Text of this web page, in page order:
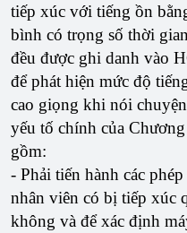
tiếp xúc với tiếng ồn
bình có trọng số thời
đều được ghi danh vào
để phát hiện mức độ
cao giọng khi nói
yếu tố chính của
gồm:
- Phải tiến hành các
nhân viên có bị tiếp xúc
không và để xác định